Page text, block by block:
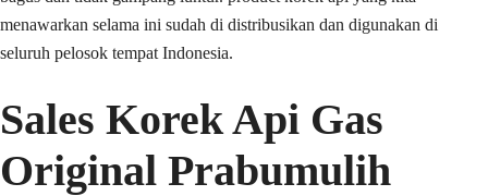
menawarkan selama ini sudah di distribusikan dan digunakan di
seluruh pelosok tempat Indonesia.
Sales Korek Api Gas
Original Prabumulih